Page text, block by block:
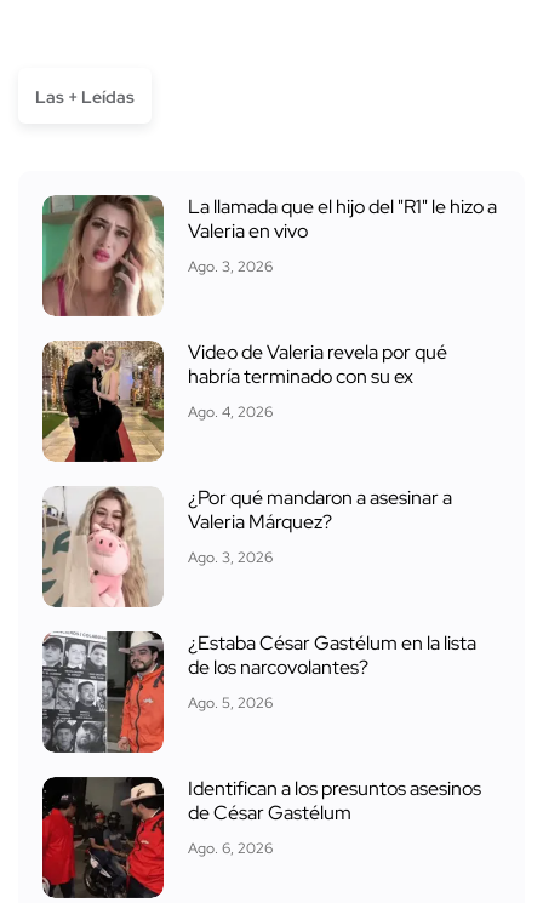
Las + Leídas
La llamada que el hijo del "R1" le hizo a
Valeria en vivo
Ago. 3, 2026
Video de Valeria revela por qué
habría terminado con su ex
Ago. 4, 2026
¿Por qué mandaron a asesinar a
Valeria Márquez?
Ago. 3, 2026
¿Estaba César Gastélum en la lista
de los narcovolantes?
Ago. 5, 2026
Identifican a los presuntos asesinos
de César Gastélum
Ago. 6, 2026